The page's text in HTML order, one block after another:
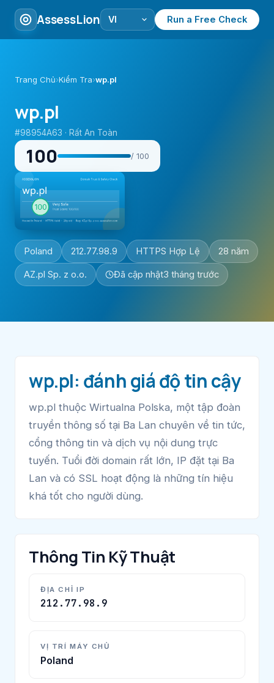
AssessLion Run a Free Check
Trang Chủ›Kiểm Tra›wp.pl
wp.pl
#98954A63 · Rất An Toàn
100 / 100
Poland 212.77.98.9 HTTPS Hợp Lệ 28 năm
AZ.pl Sp. z o.o. Đã cập nhật3 tháng trước
wp.pl: đánh giá độ tin cậy
wp.pl thuộc Wirtualna Polska, một tập đoàn
truyền thông số tại Ba Lan chuyên về tin tức,
cổng thông tin và dịch vụ nội dung trực
tuyến. Tuổi đời domain rất lớn, IP đặt tại Ba
Lan và có SSL hoạt động là những tín hiệu
khá tốt cho người dùng.
Thông Tin Kỹ Thuật
ĐỊA CHỈ IP
212.77.98.9
VỊ TRÍ MÁY CHỦ
Poland